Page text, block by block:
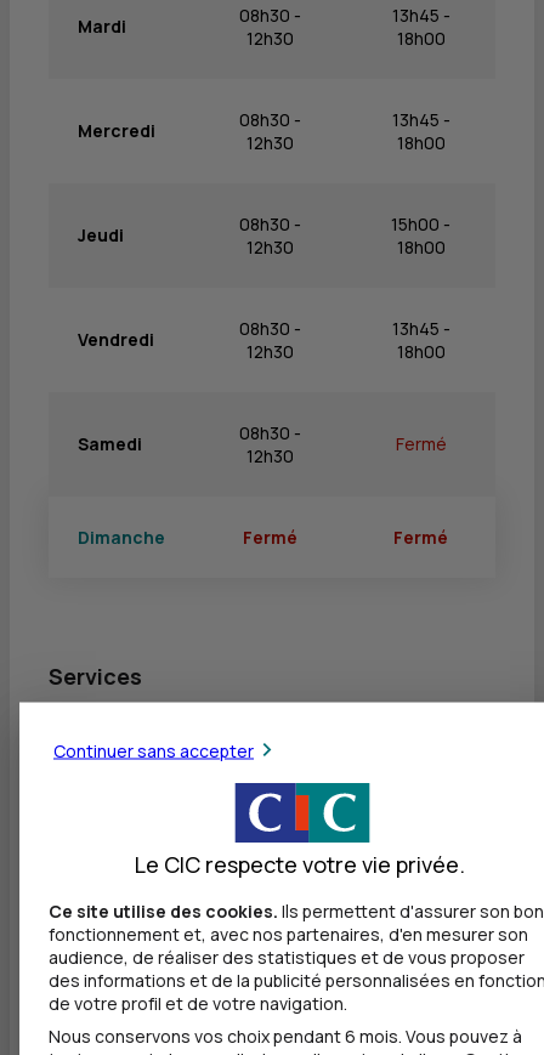
Mardi
08h30 -
12h30
13h45 -
18h00
Mercredi
08h30 -
12h30
13h45 -
18h00
Jeudi
08h30 -
12h30
15h00 -
18h00
Vendredi
08h30 -
12h30
13h45 -
18h00
Samedi
08h30 -
12h30
Fermé
Dimanche Fermé Fermé
Services
Retrait de rouleaux de monnaie EUR
Dépôt de monnaie EUR
Dépôt valorisé de chèques EUR
Dépôt de chèques EUR
Equipement pour déficients visuels
Continuer sans accepter
Le CIC respecte votre vie privée.
Ce site utilise des cookies. Ils permettent d'assurer son bon
fonctionnement et, avec nos partenaires, d'en mesurer son
audience, de réaliser des statistiques et de vous proposer
des informations et de la publicité personnalisées en
de votre profil et de votre navigation.
Nous conservons vos choix pendant 6 mois. Vous pouvez à